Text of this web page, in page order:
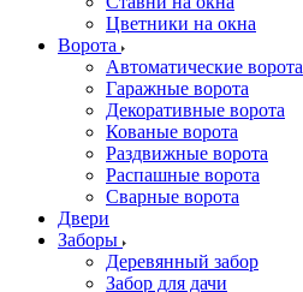
Цветники на окна
Ворота
Автоматические ворота
Гаражные ворота
Декоративные ворота
Кованые ворота
Раздвижные ворота
Распашные ворота
Сварные ворота
Двери
Заборы
Деревянный забор
Забор для дачи